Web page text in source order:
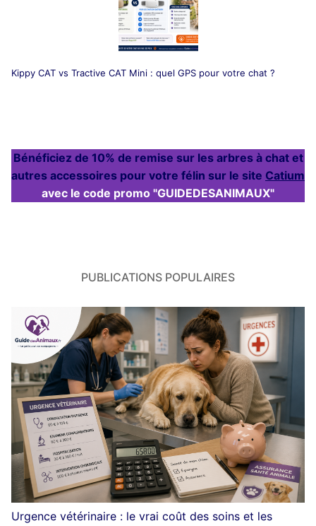
Kippy CAT vs Tractive CAT Mini : quel GPS pour votre chat ?
Bénéficiez de 10% de remise sur les arbres à chat et
autres accessoires pour votre félin sur le site Catium
avec le code promo "GUIDEDESANIMAUX"
PUBLICATIONS POPULAIRES
Urgence vétérinaire : le vrai coût des soins et les